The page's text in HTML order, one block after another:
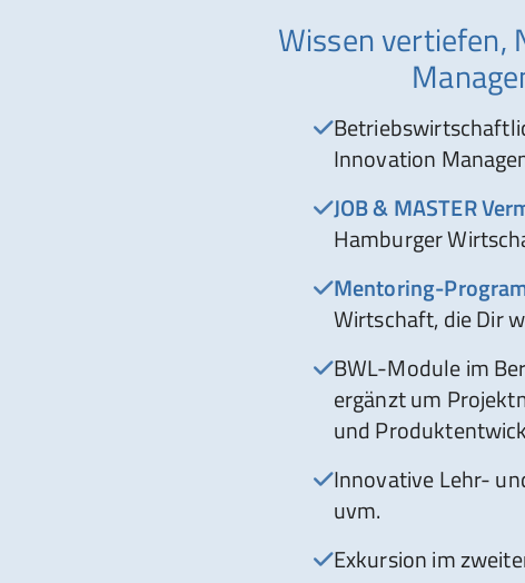
Wissen vertiefen,
Innovation
JOB & MASTER
Hamburger
Mentoring-
Wirtschaft, die Dir
BWL-Module im
ergänzt um
und
Innovative Lehr-
uvm.
Exkursion im